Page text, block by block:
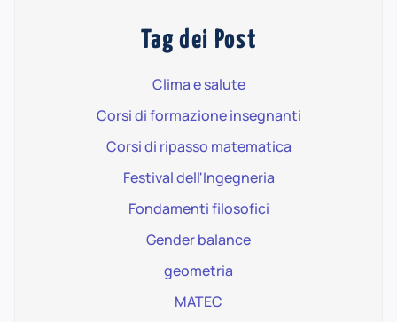
Tag dei Post
Clima e salute
Corsi di formazione insegnanti
Corsi di ripasso matematica
Festival dell'Ingegneria
Fondamenti filosofici
Gender balance
geometria
MATEC